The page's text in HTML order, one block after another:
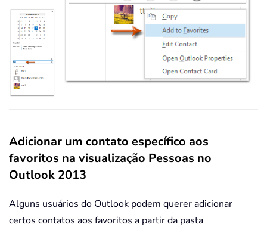
Adicionar um contato específico aos
favoritos na visualização Pessoas no
Outlook 2013
Alguns usuários do Outlook podem querer adicionar
certos contatos aos favoritos a partir da pasta